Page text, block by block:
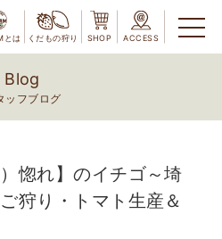
とは くだもの狩り SHOP ACCESS
Blog
タッフブログ
惚れ】のイチゴ～埼
狩り・トマト生産＆